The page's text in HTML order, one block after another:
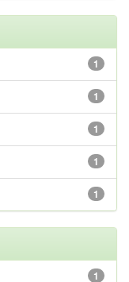
1
1
1
1
1
1